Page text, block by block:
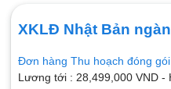
XKLĐ Nhật Bản
Đơn hàng Thu hoạch đóng
Lương tới : 28,499,000 VND -